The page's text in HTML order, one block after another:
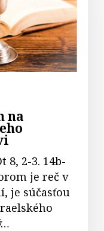
na
8, 2-3. 14b-
je reč v
je súčasťou